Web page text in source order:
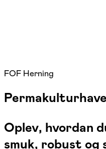
FOF Herning
Oplev, hvordan
smuk, robust og